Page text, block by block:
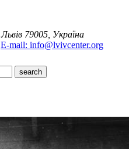
Львів 79005, Україна
E-mail: info@lvivcenter.org
search